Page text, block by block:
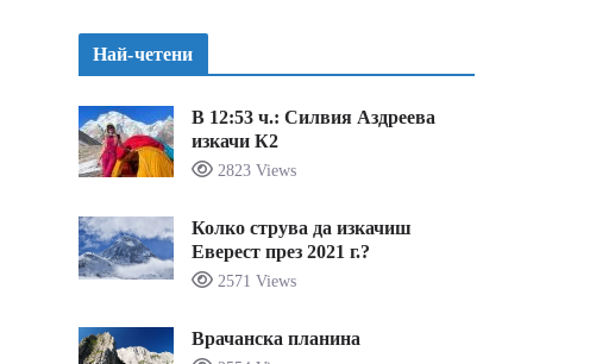
Най-четени
В 12:53 ч.: Силвия Аздреева
изкачи К2
2823 Views
Колко струва да изкачиш
Еверест през 2021 г.?
2571 Views
Врачанска планина